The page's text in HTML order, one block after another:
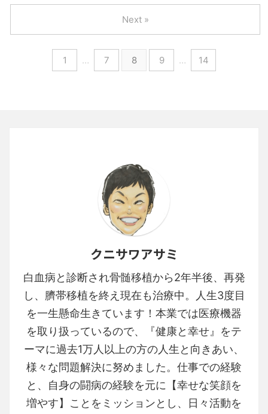
1 … 7 8 9 … 14
Next »
クニサワアサミ
白血病と診断され骨髄移植から2年半後、再発
し、臍帯移植を終え現在も治療中。人生3度目
を一生懸命生きています！本業では医療機器
を取り扱っているので、『健康と幸せ』をテ
ーマに過去1万人以上の方の人生と向きあい、
様々な問題解決に努めました。仕事での経験
と、自身の闘病の経験を元に【幸せな笑顔を
増やす】ことをミッションとし、日々活動を